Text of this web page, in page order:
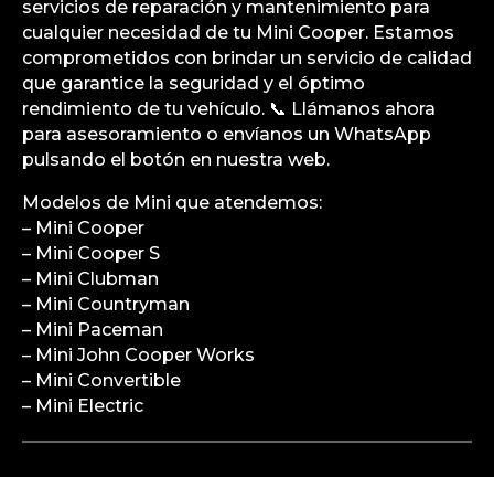
servicios de reparación y mantenimiento para
cualquier necesidad de tu Mini Cooper. Estamos
comprometidos con brindar un servicio de calidad
que garantice la seguridad y el óptimo
rendimiento de tu vehículo. 📞 Llámanos ahora
para asesoramiento o envíanos un WhatsApp
pulsando el botón en nuestra web.
Modelos de Mini que atendemos:
– Mini Cooper
– Mini Cooper S
– Mini Clubman
– Mini Countryman
– Mini Paceman
– Mini John Cooper Works
– Mini Convertible
– Mini Electric